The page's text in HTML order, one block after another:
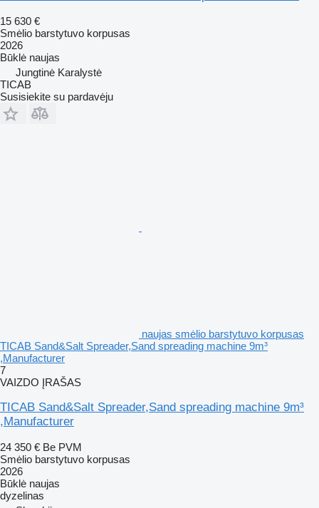
15 630 €
Smėlio barstytuvo korpusas
2026
Būklė naujas
Jungtinė Karalystė
TICAB
Susisiekite su pardavėju
naujas smėlio barstytuvo korpusas
TICAB Sand&Salt Spreader,Sand spreading machine 9m³
,Manufacturer
7
VAIZDO ĮRAŠAS
TICAB Sand&Salt Spreader,Sand spreading machine 9m³
,Manufacturer
24 350 € Be PVM
Smėlio barstytuvo korpusas
2026
Būklė naujas
dyzelinas